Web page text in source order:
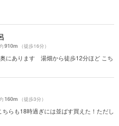
910m （徒歩16分）
にあります 湯畑から徒歩12分ほど こち
160m （徒歩3分）
らも18時過ぎには並ばす買えた！ただし